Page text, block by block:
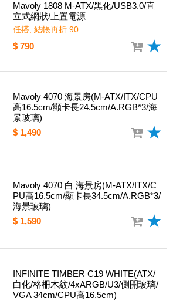
Mavoly 1808 M-ATX/黑化/USB3.0/直
立式網狀/上置電源
任搭, 結帳再折 90
$ 790
Mavoly 4070 海景房(M-ATX/ITX/CPU
高16.5cm/顯卡長24.5cm/A.RGB*3/海
景玻璃)
$ 1,490
Mavoly 4070 白 海景房(M-ATX/ITX/C
PU高16.5cm/顯卡長34.5cm/A.RGB*3/
海景玻璃)
$ 1,590
INFINITE TIMBER C19 WHITE(ATX/
白化/格柵木紋/4xARGB/U3/側開玻璃/
VGA 34cm/CPU高16.5cm)